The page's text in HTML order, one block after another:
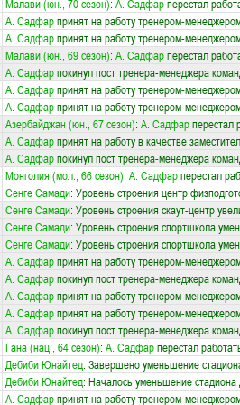
Малави (юн., 70 сезон): А. Садфарперестал
А. Садфарпринят на работу тренером-
А. Садфарпринят на работу тренером-
Малави (юн., 69 сезон): А. Садфарперестал
А. Садфарпокинул пост тренера-менеджера
А. Садфарпринят на работу тренером-
А. Садфарпринят на работу тренером-
Азербайджан (юн., 67 сезон): А. Садфарперестал
А. Садфарпринят на работу в качестве
А. Садфарпокинул пост тренера-менеджера
Монголия (мол., 66 сезон): А. Садфарперестал
Сенге Самади: Уровень строения центр
Сенге Самади: Уровень строения скаут-центр
Сенге Самади: Уровень строения спортшкола
Сенге Самади: Уровень строения спортшкола
А. Садфарпринят на работу тренером-
А. Садфарпокинул пост тренера-менеджера
А. Садфарпринят на работу тренером-
А. Садфарпринят на работу тренером-
А. Садфарпокинул пост тренера-менеджера
Гана (нац., 64 сезон): А. Садфарперестал
Дебиби Юнайтед: Завершено уменьшение
Дебиби Юнайтед: Началось уменьшение стадиона
А. Садфарпринят на работу тренером-